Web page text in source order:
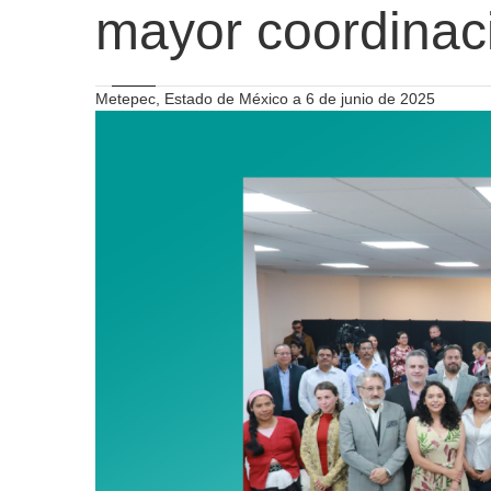
mayor
Metepec, Estado de México a 6 de junio de 2025